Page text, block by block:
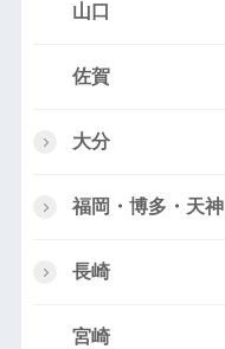
山口
佐賀
大分
福岡・博多・天神
長崎
宮崎